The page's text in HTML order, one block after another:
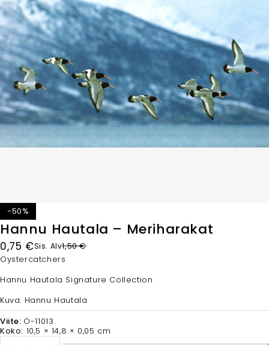
-50%
Hannu Hautala – Meriharakat
1,50€
0,75 €Sis. Alv
Oystercatchers
Hannu Hautala Signature Collection
Kuva: Hannu Hautala
Viite: O-11013
Koko: 10,5 × 14,8 × 0,05 cm